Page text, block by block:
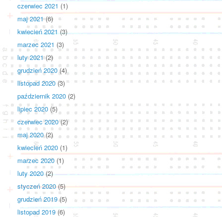
czerwiec 2021 (1)
maj 2021(6)
kwiecień 2021(3)
marzec 2021 (3)
luty 2021(2)
grudzień 2020(4)
listopad 2020 (3)
październik 2020 (2)
lipiec 2020 (5)
czerwiec 2020(2)
maj 2020(2)
kwiecień 2020 (1)
marzec 2020 (1)
luty 2020(2)
styczeń 2020 (5)
grudzień 2019(5)
listopad 2019 (6)